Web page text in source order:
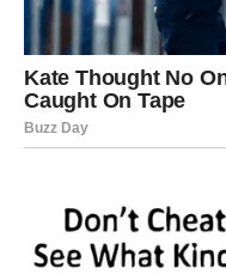
Ne analizirajte baš sve.
Najljepše
Pred vama su važni
VAGA